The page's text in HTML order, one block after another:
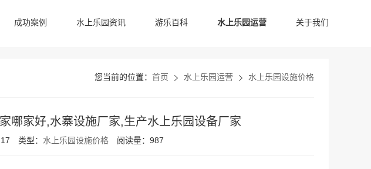
成功案例 水上乐园资讯 游乐百科 水上乐园运营 关于我们
您当前的位置： 首页 水上乐园运营 水上乐园设施价格
哪家好,水寨设施厂家,生产水上乐园设备厂家
类型： 水上乐园设施价格 阅读量：987